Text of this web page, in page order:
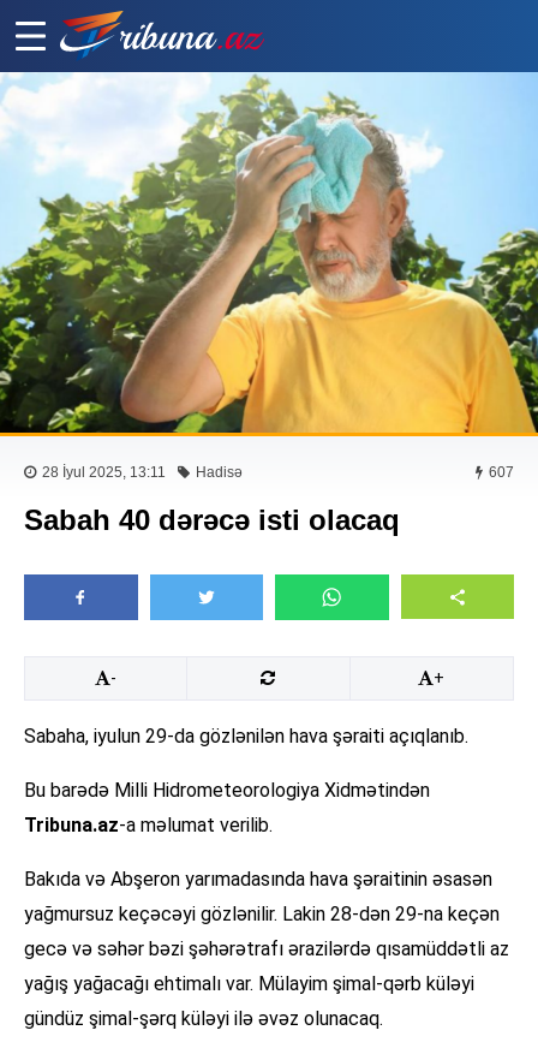
28 İyul 2025, 13:11 Hadisə 607
Sabah 40 dərəcə isti olacaq
- +
Sabaha, iyulun 29-da gözlənilən hava şəraiti açıqlanıb.
Bu barədə Milli Hidrometeorologiya Xidmətindən
Tribuna.az-a məlumat verilib.
Bakıda və Abşeron yarımadasında hava şəraitinin əsasən
yağmursuz keçəcəyi gözlənilir. Lakin 28-dən 29-na keçən
gecə və səhər bəzi şəhərətrafı ərazilərdə qısamüddətli az
yağış yağacağı ehtimalı var. Mülayim şimal-qərb küləyi
gündüz şimal-şərq küləyi ilə əvəz olunacaq.